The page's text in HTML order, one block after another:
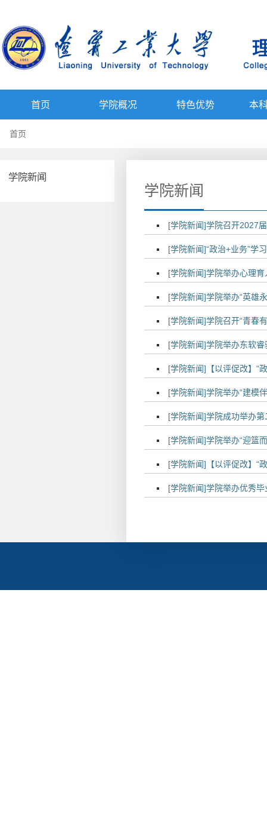
首页 学院概况 特色优势 本
首页
学院新闻
学院新闻
[学院新闻]学院召开2027
[学院新闻]“政治+业务”学
[学院新闻]学院举办心理
[学院新闻]学院举办“英雄
[学院新闻]学院召开“青春
[学院新闻]学院举办东软
[学院新闻]【以评促改】“
[学院新闻]学院举办“建模
[学院新闻]学院成功举办
[学院新闻]学院举办“迎篮
[学院新闻]【以评促改】“
[学院新闻]学院举办优秀